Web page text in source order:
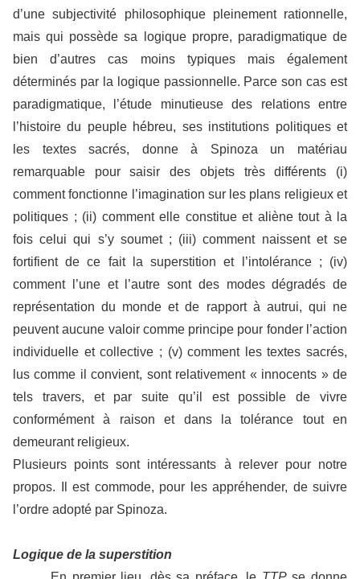
d’une subjectivité philosophique pleinement rationnelle,
mais qui possède sa logique propre, paradigmatique de
bien d’autres cas moins typiques mais également
déterminés par la logique passionnelle. Parce son cas est
paradigmatique, l’étude minutieuse des relations entre
l’histoire du peuple hébreu, ses institutions politiques et
les textes sacrés, donne à Spinoza un matériau
remarquable pour saisir des objets très différents (i)
comment fonctionne l’imagination sur les plans religieux et
politiques ; (ii) comment elle constitue et aliène tout à la
fois celui qui s’y soumet ; (iii) comment naissent et se
fortifient de ce fait la superstition et l’intolérance ; (iv)
comment l’une et l’autre sont des modes dégradés de
représentation du monde et de rapport à autrui, qui ne
peuvent aucune valoir comme principe pour fonder l’action
individuelle et collective ; (v) comment les textes sacrés,
lus comme il convient, sont relativement « innocents » de
tels travers, et par suite qu’il est possible de vivre
conformément à raison et dans la tolérance tout en
demeurant religieux.
Plusieurs points sont intéressants à relever pour notre
propos. Il est commode, pour les appréhender, de suivre
l’ordre adopté par Spinoza.
Logique de la superstition